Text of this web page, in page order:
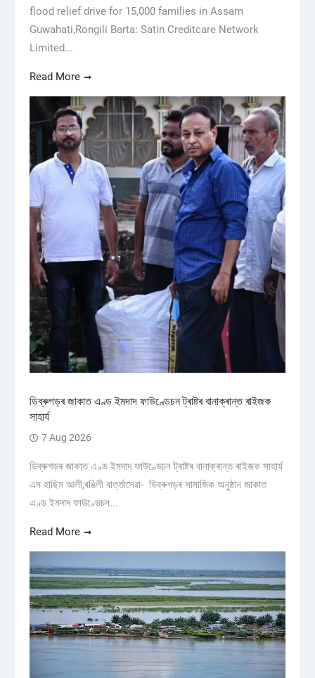
flood relief drive for 15,000 families in Assam
Guwahati,Rongili Barta: Satin Creditcare Network
Limited...
Read More
ডিব্ৰুগড়ৰ জাকাত এণ্ড ইমদাদ ফাউণ্ডেচন ট্ৰাষ্টৰ বানাক্ৰান্ত ৰাইজক
সাহাৰ্য
7 Aug 2026
ডিব্ৰুগড়ৰ জাকাত এণ্ড ইমদাদ ফাউণ্ডেচন ট্ৰাষ্টৰ বানাক্ৰান্ত ৰাইজক সাহাৰ্য
এম হাছিম আলী,ৰঙিলী বাৰ্ত্তাসেৱা- ডিব্ৰুগড়ৰ সামাজিক অনুষ্ঠান জাকাত
এণ্ড ইমদাদ ফাউণ্ডেচন...
Read More